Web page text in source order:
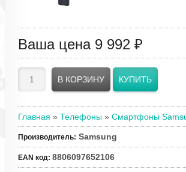
Ваша цена 9 992 ₽
Главная » Телефоны » Смартфоны
Производитель: Samsung
EAN код: 8806097652106